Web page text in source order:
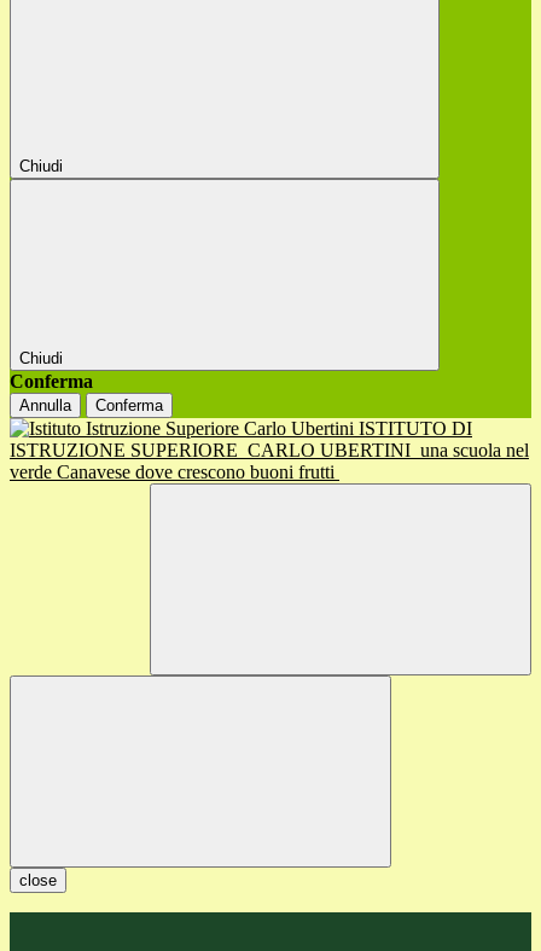
Chiudi
Chiudi
Conferma
Annulla Conferma
ISTITUTO DI
ISTRUZIONE SUPERIORE CARLO UBERTINI una scuola nel
verde Canavese dove crescono buoni frutti
close